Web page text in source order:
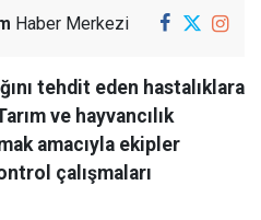
Haber Merkezi
tehdit eden hastalıklara
ve hayvancılık
amacıyla ekipler
çalışmaları